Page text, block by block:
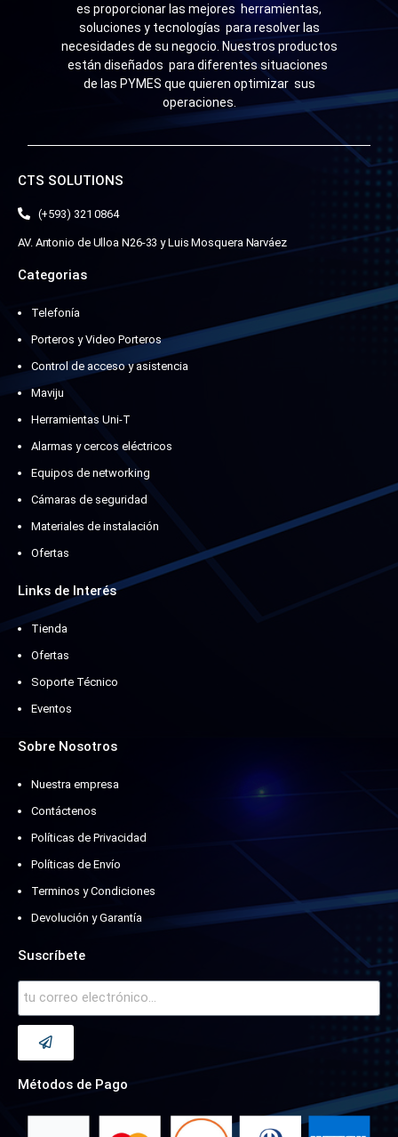
es proporcionar las mejores herramientas,
soluciones y tecnologías para resolver las
necesidades de su negocio. Nuestros productos
están diseñados para diferentes situaciones
de las PYMES que quieren optimizar sus
operaciones.
CTS SOLUTIONS
(+593) 321 0864
AV. Antonio de Ulloa N26-33 y Luis Mosquera Narváez
Categorias
Telefonía
Porteros y Video Porteros
Control de acceso y asistencia
Maviju
Herramientas Uni-T
Alarmas y cercos eléctricos
Equipos de networking
Cámaras de seguridad
Materiales de instalación
Ofertas
Links de Interés
Tienda
Ofertas
Soporte Técnico
Eventos
Sobre Nosotros
Nuestra empresa
Contáctenos
Políticas de Privacidad
Políticas de Envío
Terminos y Condiciones
Devolución y Garantía
Suscríbete
Métodos de Pago